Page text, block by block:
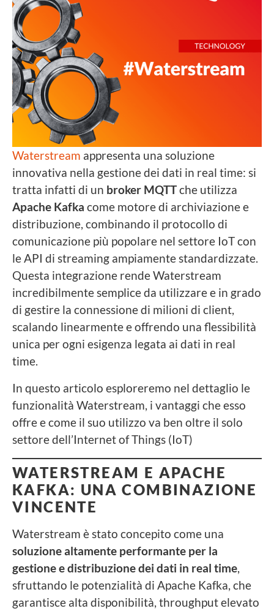
Waterstream appresenta una soluzione
innovativa nella gestione dei dati in real time: si
tratta infatti di un broker MQTTche utilizza
Apache Kafka come motore di archiviazione e
distribuzione, combinando il protocollo di
comunicazione più popolare nel settore IoT con
le API di streaming ampiamente standardizzate.
Questa integrazione rende Waterstream
incredibilmente semplice da utilizzare e in grado
di gestire la connessione di milioni di client,
scalando linearmente e offrendo una flessibilità
unica per ogni esigenza legata ai dati in real
time.
In questo articolo esploreremo nel dettaglio le
funzionalità Waterstream, i vantaggi che esso
offre e come il suo utilizzo va ben oltre il solo
settore dell’Internet of Things (IoT)
WATERSTREAM E APACHE
KAFKA: UNA COMBINAZIONE
VINCENTE
Waterstream è stato concepito come una
soluzione altamente performante per la
gestione e distribuzione dei dati in real time,
sfruttando le potenzialità di Apache Kafka, che
garantisce alta disponibilità, throughput elevato